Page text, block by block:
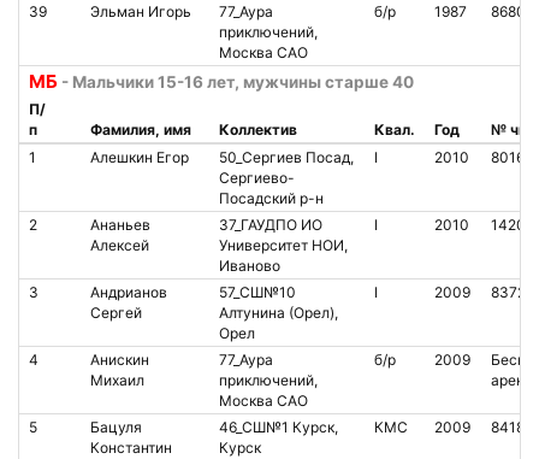
39 Эльман Игорь
77_Аура
приключений,
Москва САО
б/р 1987
МБ - Мальчики 15-16 лет, мужчины старше 40
П/
п
Фамилия, имя Коллектив Квал. Год
№
1
Алешкин Егор
50_Сергиев Посад,
Сергиево-
Посадский р-н
I 2010
2
Ананьев
Алексей
37_ГАУДПО ИО
Университет НОИ,
Иваново
I 2010
3
Андрианов
Сергей
57_СШ№10
Алтунина (Орел),
Орел
I 2009
4
Анискин
Михаил
77_Аура
приключений,
Москва САО
б/р 2009
5
Бацуля
Константин
46_СШ№1 Курск,
Курск
КМС 2009